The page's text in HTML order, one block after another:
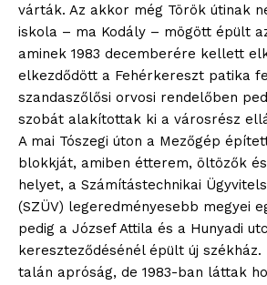
várták. Az akkor még Török útinak
iskola – ma Kodály – mögött épült
aminek 1983 decemberére kellett
elkezdődött a Fehérkereszt patika
szandaszőlősi orvosi rendelőben
szobát alakítottak ki a városrész
A mai Tószegi úton a Mezőgép
blokkját, amiben étterem, öltözők
helyet, a Számítástechnikai
(SZÜV) legeredményesebb megyei
pedig a József Attila és a Hunyadi
kereszteződésénél épült új
talán apróság, de 1983-ban láttak